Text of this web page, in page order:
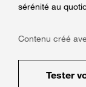
sérénité au
Contenu créé
Tester